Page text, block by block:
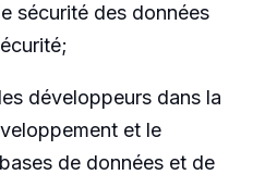
sécurité des données
développeurs dans la
et le
de données et de